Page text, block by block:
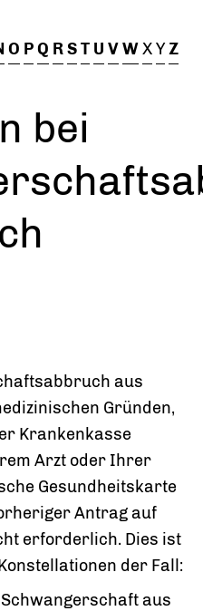
O PQ RST U VWXYZ
bei
aus
Gründen,
Krankenkasse
Arzt oder Ihrer
Gesundheitskarte
Antrag auf
erforderlich. Dies ist
der Fall:
aus